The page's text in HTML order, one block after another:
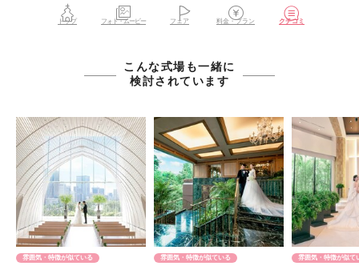
トップ フォト・ムービー フェア 料金・プラン クチコミ
こんな式場も一緒に
検討されています
雰囲気・特徴が似ている 雰囲気・特徴が似ている 雰囲気・特徴が似て